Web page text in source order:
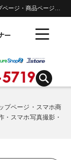
ベジタリアンブッチャージャパンの楽天スマホトップページ・商品ページ・特集ページ・バナー・の・のデザイン制作実績 |
ー
プページ・スマホ商
・スマホ写真撮影・